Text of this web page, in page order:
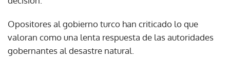
Opositores al gobierno turco han criticado lo que
valoran como una lenta respuesta de las autoridades
gobernantes al desastre natural.